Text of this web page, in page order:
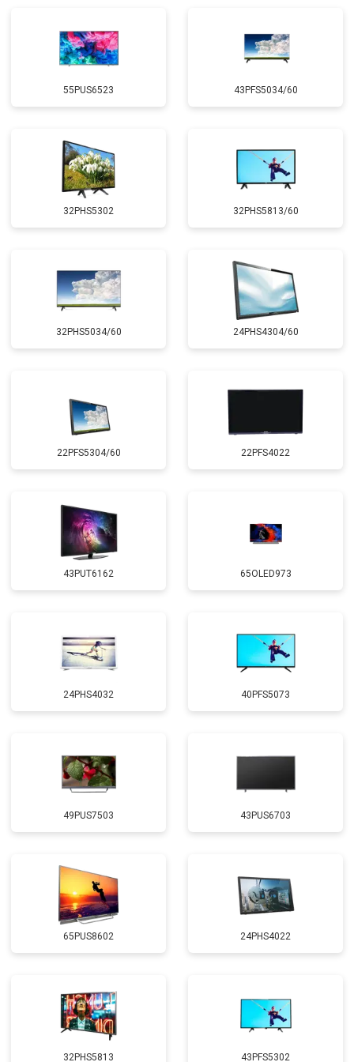
55PUS6523 43PFS5034/60
32PHS5302 32PHS5813/60
32PHS5034/60 24PHS4304/60
22PFS5304/60 22PFS4022
43PUT6162 65OLED973
24PHS4032 40PFS5073
49PUS7503 43PUS6703
65PUS8602 24PHS4022
32PHS5813 43PFS5302